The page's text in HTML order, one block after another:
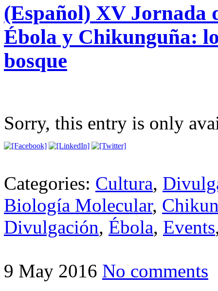
(Español) XV Jornada
Ébola y Chikunguña:
bosque
Sorry, this entry is only
Categories: Cultura,
Biología Molecular,
Divulgación, Ébola, Events
9 May 2016 No comments